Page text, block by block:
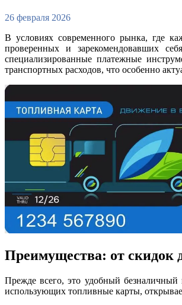
26 февраля 2026
В условиях современного рынка, где
проверенных и зарекомендовавших
специализированные платежные
транспортных расходов, что особенно
Преимущества: от скидок
Прежде всего, это удобный безналичный
использующих топливные карты,